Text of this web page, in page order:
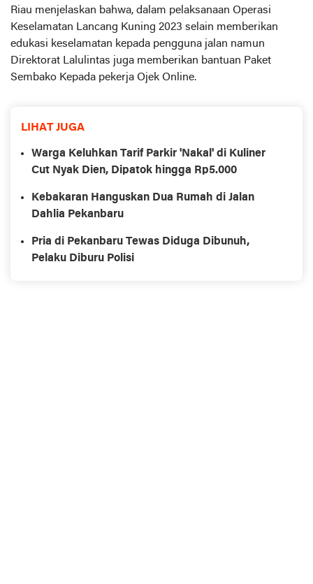
Riau menjelaskan bahwa, dalam pelaksanaan Operasi
Keselamatan Lancang Kuning 2023 selain memberikan
edukasi keselamatan kepada pengguna jalan namun
Direktorat Lalulintas juga memberikan bantuan Paket
Sembako Kepada pekerja Ojek Online.
LIHAT JUGA
Warga Keluhkan Tarif Parkir 'Nakal' di Kuliner
Cut Nyak Dien, Dipatok hingga Rp5.000
Kebakaran Hanguskan Dua Rumah di Jalan
Dahlia Pekanbaru
Pria di Pekanbaru Tewas Diduga Dibunuh,
Pelaku Diburu Polisi